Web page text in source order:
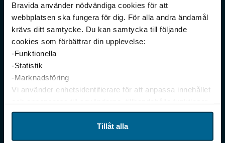
Bravida använder nödvändiga cookies för att
webbplatsen ska fungera för dig. För alla andra ändamål
krävs ditt samtycke. Du kan samtycka till följande
cookies som förbättrar din upplevelse:
-Funktionella
-Statistik
-Marknadsföring
Vi använder enhetsidentifierare för att anpassa innehållet
för sociala medier och analysera vår trafik. Vi
vidarebefordrar även sådana identifierare och annan
information från din enhet till de sociala medier och
Tillåt alla
Huvudkontor
Mikrofonvägen 28
126 81 Stockholm
08-695 20 00
info@bravida.se
Finansiell information